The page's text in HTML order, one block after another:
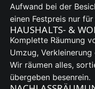
Aufwand bei der
einen Festpreis nur für
HAUSHALTS- &
Komplette Räumung
Umzug,
Wir räumen alles,
übergeben besenrein.